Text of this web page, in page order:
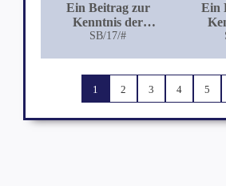
Ein Beitrag zur
Kenntnis der
Poliomyelitis anterior
SB/17/#
Ein
1 2 3 4 5